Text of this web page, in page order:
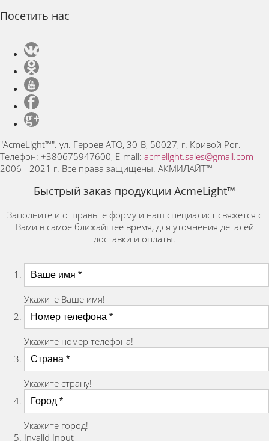
Посетить нас
"AcmeLight™". ул. Героев АТО, 30-В, 50027, г. Кривой Рог.
Телефон: +380675947600, E-mail: acmelight.sales@gmail.com
2006 - 2021 г. Все права защищены. АКМИЛАЙТ™
Быстрый заказ продукции AcmeLight™
Заполните и отправьте форму и наш специалист свяжется с
Вами в самое ближайшее время, для уточнения деталей
доставки и оплаты.
Укажите Ваше имя!
Укажите номер телефона!
Укажите страну!
Укажите город!
Invalid Input